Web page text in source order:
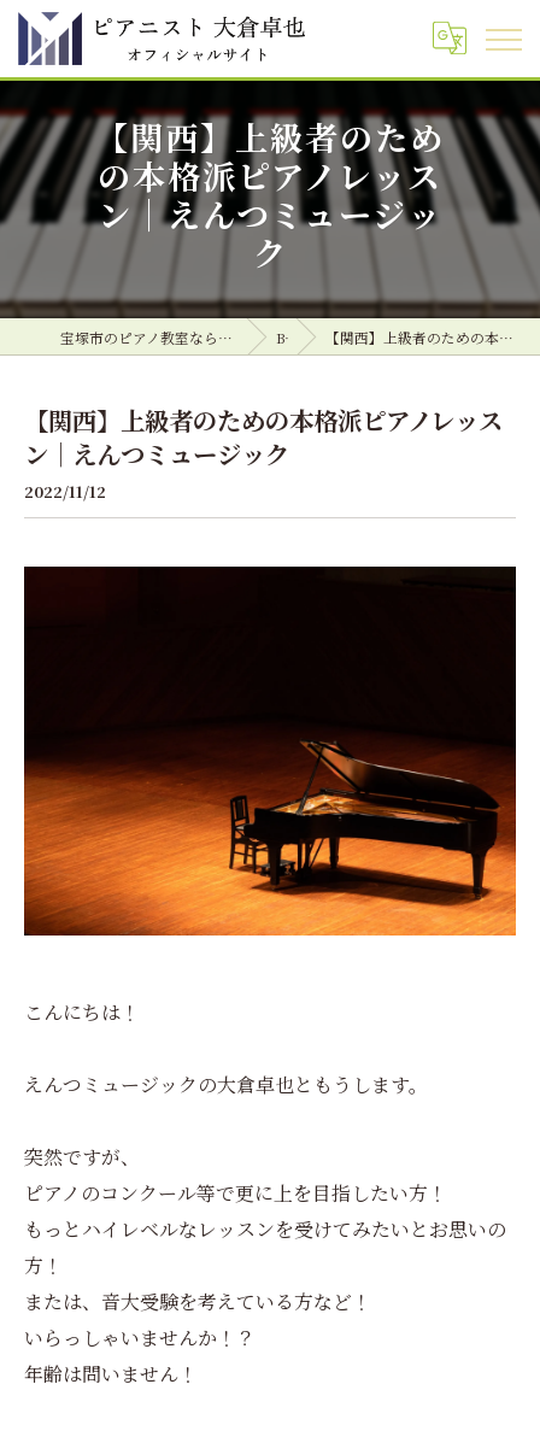
【関西】上級者のため
の本格派ピアノレッス
ン｜えんつミュージッ
ク
宝塚市のピアノ教室ならピアニスト 大倉卓也 オフィシャルサイト Blog 【関西】上級者のための本格派ピアノレッスン｜えんつミュージック
【関西】上級者のための本格派ピアノレッス
ン｜えんつミュージック
2022/11/12
こんにちは！
えんつミュージックの大倉卓也ともうします。
突然ですが、
ピアノのコンクール等で更に上を目指したい方！
もっとハイレベルなレッスンを受けてみたいとお思いの
方！
または、音大受験を考えている方など！
いらっしゃいませんか！？
年齢は問いません！